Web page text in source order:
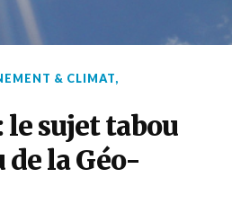
& CLIMAT,
sujet tabou
la Géo-